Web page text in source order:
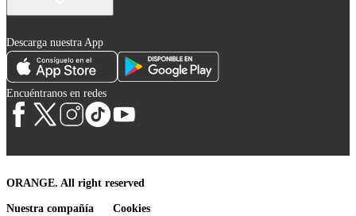
Descarga nuestra App
Encuéntranos en redes
ORANGE. All right reserved
Nuestra compañía Cookies